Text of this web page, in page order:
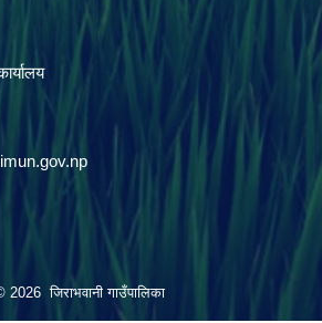
2026 जिराभवानी गाउँपालिका